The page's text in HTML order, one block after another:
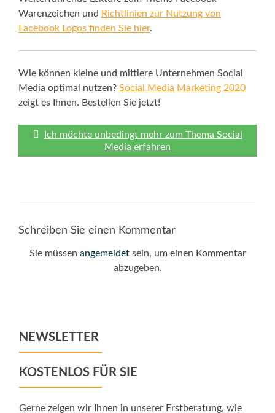
Warenzeichen und Richtlinien zur Nutzung von
Facebook Logos finden Sie hier.
Wie können kleine und mittlere Unternehmen Social
Media optimal nutzen? Social Media Marketing 2020
zeigt es Ihnen. Bestellen Sie jetzt!
Ich möchte unbedingt mehr zum Thema Social
Media erfahren
Schreiben Sie einen Kommentar
Sie müssen angemeldetsein, um einen Kommentar
abzugeben.
NEWSLETTER
KOSTENLOS FÜR SIE
Gerne zeigen wir Ihnen in unserer Erstberatung, wie